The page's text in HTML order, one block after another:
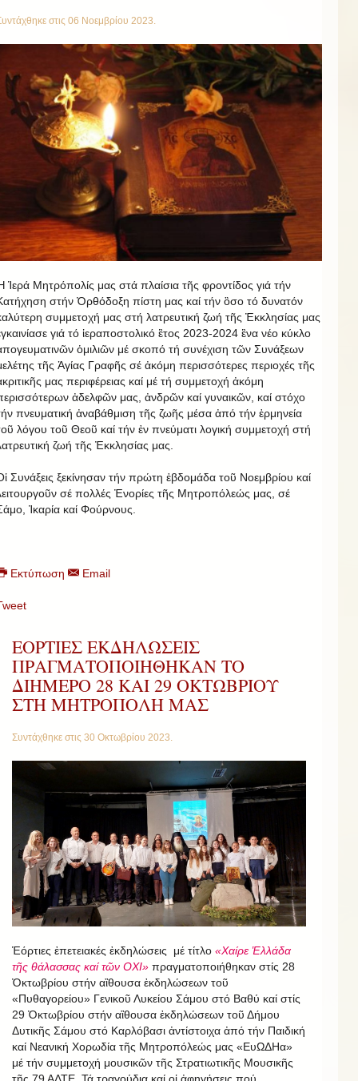
στις 06 Νοεμβρίου 2023
Ἱερά Μητρόπολίς μας στά πλαίσια τῆς φροντίδος γιά τήν
στήν Ὀρθόδοξη πίστη μας καί τήν ὃσο τό δυνατόν
συμμετοχή μας στή λατρευτική ζωή τῆς Ἐκκλησίας μας
γιά τό ἱεραποστολικό ἒτος 2023-2024 ἓνα νέο κύκλο
ὁμιλιῶν μέ σκοπό τή συνέχιση τῶν Συνάξεων
τῆς Ἁγίας Γραφῆς σέ ἀκόμη περισσότερες περιοχές τῆς
μας περιφέρειας καί μέ τή συμμετοχή ἀκόμη
ἀδελφῶν μας, ἀνδρῶν καί γυναικῶν, καί στόχο
πνευματική ἀναβάθμιση τῆς ζωῆς μέσα ἀπό τήν ἐρμηνεία
λόγου τοῦ Θεοῦ καί τήν ἐν πνεύματι λογική συμμετοχή στή
ζωή τῆς Ἐκκλησίας μας.
Συνάξεις ξεκίνησαν τήν πρώτη ἑβδομάδα τοῦ Νοεμβρίου καί
σέ πολλές Ἐνορίες τῆς Μητροπόλεώς μας, σέ
Ἰκαρία καί Φούρνους.
Εκτύπωση Email
ΕΟΡΤΙΕΣ ΕΚΔΗΛΩΣΕΙΣ
ΠΡΑΓΜΑΤΟΠΟΙΗΘΗΚΑΝ ΤΟ
ΔΙΗΜΕΡΟ 28 ΚΑΙ 29 ΟΚΤΩΒΡΙΟΥ
ΣΤΗ ΜΗΤΡΟΠΟΛΗ ΜΑΣ
Συντάχθηκε στις 30 Οκτωβρίου 2023.
Ἑόρτιες ἐπετειακές ἐκδηλώσεις μέ τίτλο «Χαίρε Ἑλλάδα
τῆς θάλασσας καί τῶν ΟΧΙ» πραγματοποιήθηκαν στίς 28
Ὀκτωβρίου στήν αἲθουσα ἐκδηλώσεων τοῦ
«Πυθαγορείου» Γενικοῦ Λυκείου Σάμου στό Βαθύ καί στίς
29 Ὀκτωβρίου στήν αἲθουσα ἐκδηλώσεων τοῦ Δήμου
Δυτικῆς Σάμου στό Καρλόβασι ἀντίστοιχα ἀπό τήν Παιδική
καί Νεανική Χορωδία τῆς Μητροπόλεώς μας «ΕυΩΔΗα»
μέ τήν συμμετοχή μουσικῶν τῆς Στρατιωτικῆς Μουσικῆς